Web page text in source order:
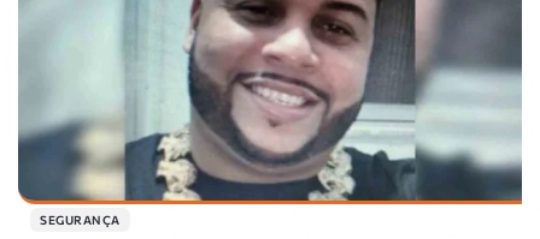
SEGURANÇA